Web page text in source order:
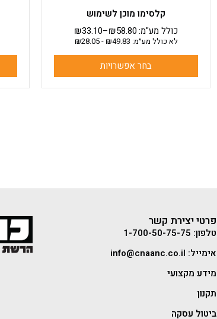
קלסימו מוכן לשימוש
₪33.10–₪58.80כולל מע"מ:
לא כולל מע״מ: ₪49.83
-
₪28.05
בחר אפשרויות
פרטי יצירת קשר
טלפון: 1-700-50-75-75
אימייל: info@cnaanc.co.il
מידע מקצועי
תקנון
ביטול עסקה